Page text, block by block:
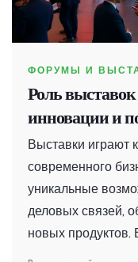
ФОРУМЫ И
Роль выставок
инновации и
Выставки играют
современного
уникальные
деловых связей,
новых продуктов.